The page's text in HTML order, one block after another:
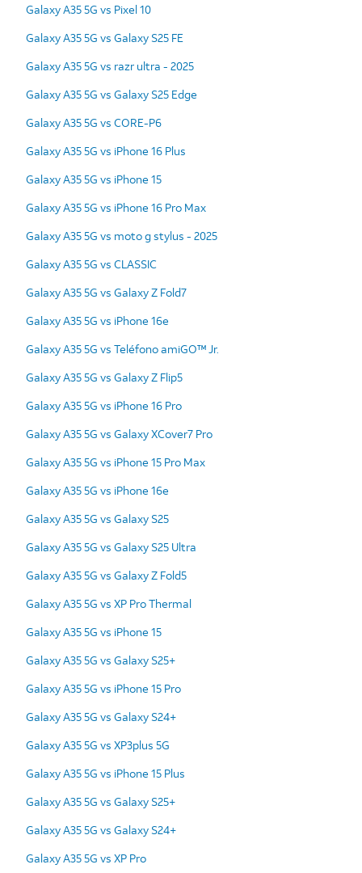
Galaxy A35 5G vs Pixel 10
Galaxy A35 5G vs Galaxy S25 FE
Galaxy A35 5G vs razr ultra - 2025
Galaxy A35 5G vs Galaxy S25 Edge
Galaxy A35 5G vs CORE-P6
Galaxy A35 5G vs iPhone 16 Plus
Galaxy A35 5G vs iPhone 15
Galaxy A35 5G vs iPhone 16 Pro Max
Galaxy A35 5G vs moto g stylus - 2025
Galaxy A35 5G vs CLASSIC
Galaxy A35 5G vs Galaxy Z Fold7
Galaxy A35 5G vs iPhone 16e
Galaxy A35 5G vs Teléfono amiGO™ Jr.
Galaxy A35 5G vs Galaxy Z Flip5
Galaxy A35 5G vs iPhone 16 Pro
Galaxy A35 5G vs Galaxy XCover7 Pro
Galaxy A35 5G vs iPhone 15 Pro Max
Galaxy A35 5G vs iPhone 16e
Galaxy A35 5G vs Galaxy S25
Galaxy A35 5G vs Galaxy S25 Ultra
Galaxy A35 5G vs Galaxy Z Fold5
Galaxy A35 5G vs XP Pro Thermal
Galaxy A35 5G vs iPhone 15
Galaxy A35 5G vs Galaxy S25+
Galaxy A35 5G vs iPhone 15 Pro
Galaxy A35 5G vs Galaxy S24+
Galaxy A35 5G vs XP3plus 5G
Galaxy A35 5G vs iPhone 15 Plus
Galaxy A35 5G vs Galaxy S25+
Galaxy A35 5G vs Galaxy S24+
Galaxy A35 5G vs XP Pro